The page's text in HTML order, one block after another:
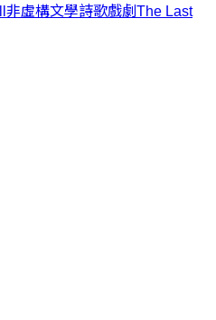
非虛構文學詩歌戲劇 The Last